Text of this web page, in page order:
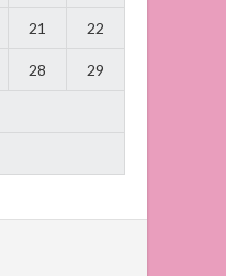
21 22
28 29